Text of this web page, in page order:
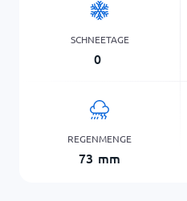
SCHNEETAGE
0
REGENMENGE
73 mm